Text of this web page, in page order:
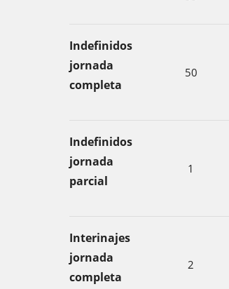
Indefinidos
jornada
completa
50
Indefinidos
jornada
parcial
1
Interinajes
jornada
completa
2